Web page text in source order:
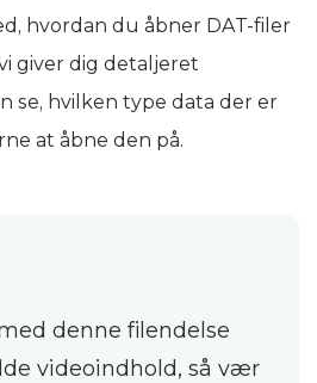
hvordan du åbner DAT-filer
giver dig detaljeret
se, hvilken type data der er
at åbne den på.
denne filendelse
videoindhold, så vær